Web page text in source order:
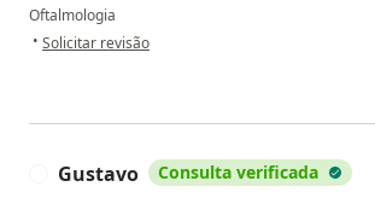
Oftalmologia
• na opinião do utilizador Fernando T
Solicitar revisão
Gustavo Consulta verificada